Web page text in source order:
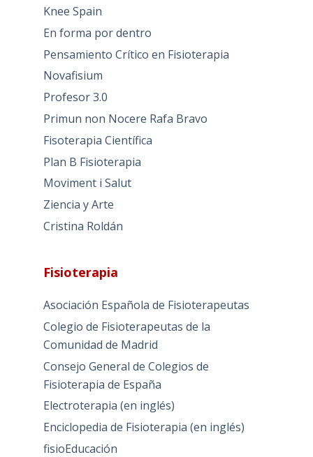
Knee Spain
En forma por dentro
Pensamiento Crítico en Fisioterapia
Novafisium
Profesor 3.0
Primun non Nocere Rafa Bravo
Fisoterapia Científica
Plan B Fisioterapia
Moviment i Salut
Ziencia y Arte
Cristina Roldán
Fisioterapia
Asociación Española de Fisioterapeutas
Colegio de Fisioterapeutas de la
Comunidad de Madrid
Consejo General de Colegios de
Fisioterapia de España
Electroterapia (en inglés)
Enciclopedia de Fisioterapia (en inglés)
fisioEducación